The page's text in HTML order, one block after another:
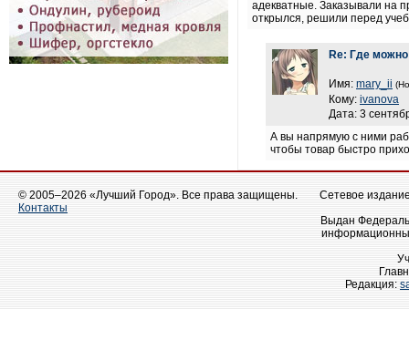
адекватные. Заказывали на
открылся, решили перед
Re: Где
Имя: mary_ii
Кому: ivanova
Дата: 3
А вы напрямую с ними
чтобы товар быстро
© 2005–2026 «Лучший Город». Все права защищены.
Контакты
Сетевое
Выдан
Редакция: